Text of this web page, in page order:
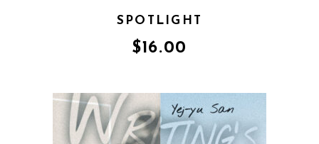
SPOTLIGHT
$16.00